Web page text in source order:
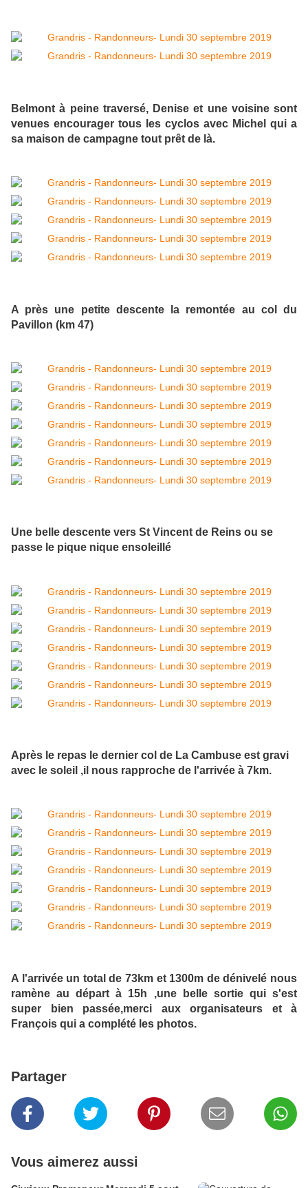
Belmont à peine traversé, Denise et une voisine sont
venues encourager tous les cyclos avec Michel qui a
sa maison de campagne tout prêt de là.
A près une petite descente la remontée au col du
Pavillon (km 47)
Une belle descente vers St Vincent de Reins ou se
passe le pique nique ensoleillé
Après le repas le dernier col de La Cambuse est gravi
avec le soleil ,il nous rapproche de l'arrivée à 7km.
A l'arrivée un total de 73km et 1300m de dénivelé nous
ramène au départ à 15h ,une belle sortie qui s'est
super bien passée,merci aux organisateurs et à
François qui a complété les photos.
Partager
Vous aimerez aussi